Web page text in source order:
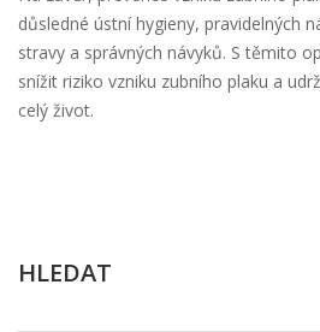
důsledné ústní hygieny, pravidelných
stravy a správných návyků. S těmito
snížit riziko vzniku zubního plaku a
celý život.
HLEDAT